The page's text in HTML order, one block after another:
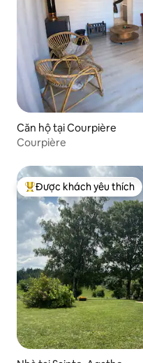
Căn hộ tại Courpière
Courpière
Được khách yêu thích nhất
Được khách yêu thích